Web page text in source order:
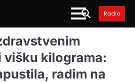
Radio
višku kilograma:
radim na